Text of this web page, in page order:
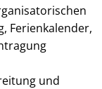
Ferienkalender,
und